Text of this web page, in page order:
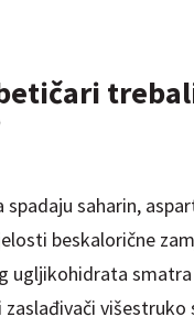
spadaju saharin,
beskalorične
ugljikohidrata